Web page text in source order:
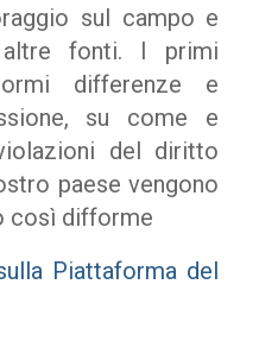
sul campo e
fonti. I primi
differenze e
su come e
del diritto
paese vengono
così difforme
Piattaforma del